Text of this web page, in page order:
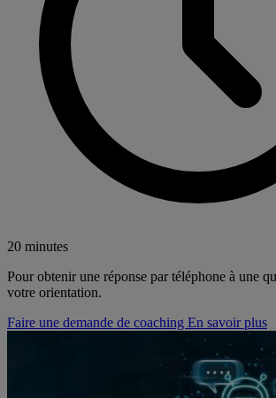
20 minutes
Pour obtenir une réponse par téléphone à une
votre orientation.
Faire une demande de coaching En savoir plus